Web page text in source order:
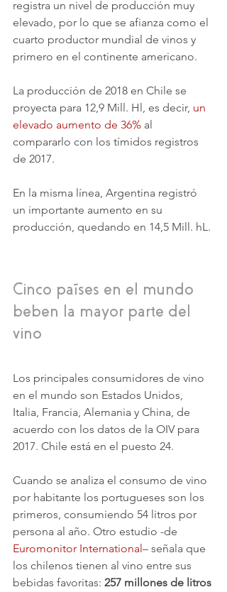
registra un nivel de producción muy
elevado, por lo que se afianza como el
cuarto productor mundial de vinos y
primero en el continente americano.
La producción de 2018 en Chile se
proyecta para 12,9 Mill. Hl, es decir, un
elevado aumento de 36% al
compararlo con los tímidos registros
de 2017.
En la misma línea, Argentina registró
un importante aumento en su
producción, quedando en 14,5 Mill. hL.
Cinco países en el mundo
beben la mayor parte del
vino
Los principales consumidores de vino
en el mundo son Estados Unidos,
Italia, Francia, Alemania y China, de
acuerdo con los datos de la OIV para
2017. Chile está en el puesto 24.
Cuando se analiza el consumo de vino
por habitante los portugueses son los
primeros, consumiendo 54 litros por
persona al año. Otro estudio -de
Euromonitor International– señala que
los chilenos tienen al vino entre sus
bebidas favoritas: 257 millones de litros